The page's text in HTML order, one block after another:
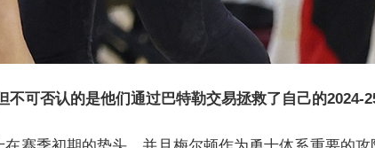
可否认的是他们通过巴特勒交易拯救了自己的2024-